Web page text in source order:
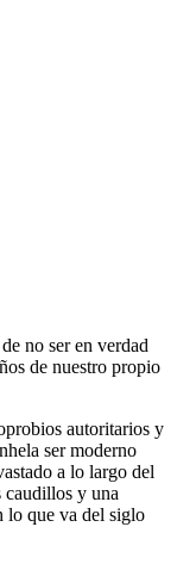
no ser en verdad
de nuestro propio
autoritarios y
ser moderno
a lo largo del
caudillos y una
lo que va del siglo